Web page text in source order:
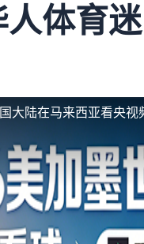
人体育
大陆在马来西亚看央视